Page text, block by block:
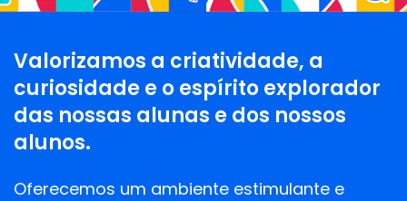
Valorizamos a criatividade, a
curiosidade e o espírito explorador
das nossas alunas e dos nossos
alunos.
Oferecemos um ambiente estimulante e